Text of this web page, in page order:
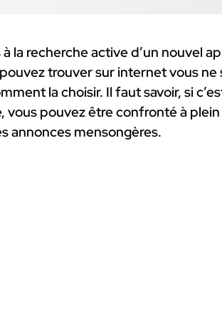
la recherche active d’un nouvel
trouver sur internet vous ne
la choisir. Il faut savoir, si
vous pouvez être confronté à
annonces mensongères.